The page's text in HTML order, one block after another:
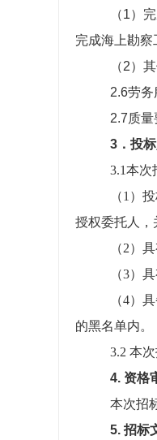
（1）
完成海上勘察
（2）
2.6劳务
2.7质
3．投
3.1本次
（1）
授权委托人，
（2）
（3）
（4）
的黑名单内。
3.2 本
4. 资格
本次招
5. 招标